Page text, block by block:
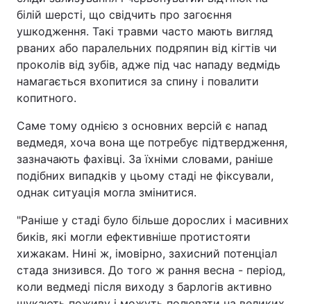
білій шерсті, що свідчить про загоєння
ушкодження. Такі травми часто мають вигляд
рваних або паралельних подряпин від кігтів чи
проколів від зубів, адже під час нападу ведмідь
намагається вхопитися за спину і повалити
копитного.
Саме тому однією з основних версій є напад
ведмедя, хоча вона ще потребує підтвердження,
зазначають фахівці. За їхніми словами, раніше
подібних випадків у цьому стаді не фіксували,
однак ситуація могла змінитися.
"Раніше у стаді було більше дорослих і масивних
биків, які могли ефективніше протистояти
хижакам. Нині ж, імовірно, захисний потенціал
стада знизився. До того ж рання весна - період,
коли ведмеді після виходу з барлогів активно